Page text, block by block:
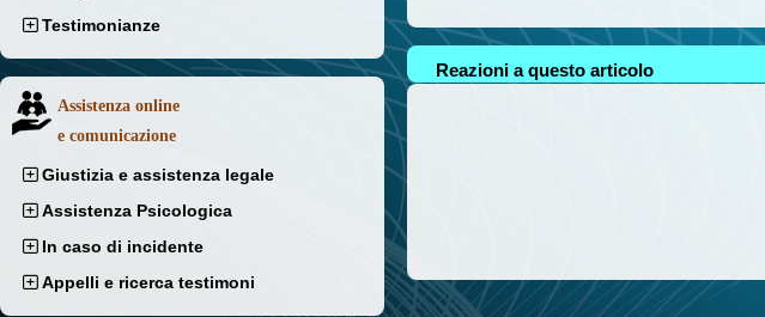
Testimonianze
Assistenza online
e comunicazione
Giustizia e assistenza legale
Assistenza Psicologica
In caso di incidente
Appelli e ricerca testimoni
Reazioni a questo articolo